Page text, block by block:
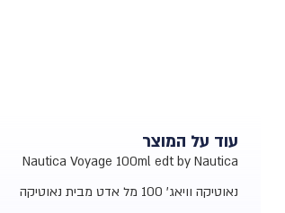
עוד על המוצר
Nautica Voyage 100ml edt by Nautica
נאוטיקה וויאג' 100 מל אדט מבית נאוטיקה